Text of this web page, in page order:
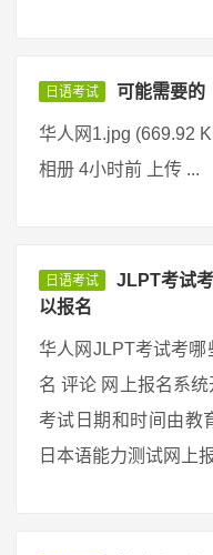
日语考试 可能需要的
华人网1.jpg (669.92
相册 4小时前 上传 ...
日语考试
JLPT考试
以报名
华人网JLPT考试考哪
名 评论 网上报名系统
考试日期和时间由教
日本语能力测试网上